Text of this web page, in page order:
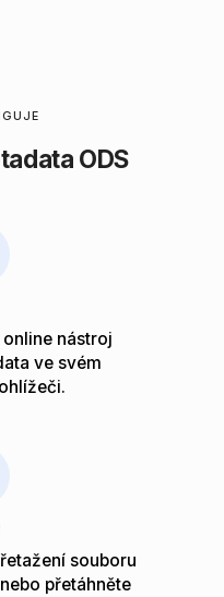
ODS
nástroj
ve svém
souboru
přetáhněte